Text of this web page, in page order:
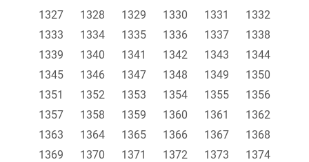
1327
1328 1329 1330 1331
1332
1333
1334 1335 1336 1337
1338
1339
1340 1341 1342 1343
1344
1345
1346 1347 1348 1349
1350
1351
1352 1353 1354 1355
1356
1357
1358 1359 1360 1361
1362
1363
1364 1365 1366 1367
1368
1369
1370 1371 1372 1373
1374